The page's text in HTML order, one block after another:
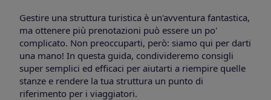
Gestire una struttura turistica è un'avventura fantastica,
ma ottenere più prenotazioni può essere un po'
complicato. Non preoccuparti, però: siamo qui per darti
una mano! In questa guida, condivideremo consigli
super semplici ed efficaci per aiutarti a riempire quelle
stanze e rendere la tua struttura un punto di
riferimento per i viaggiatori.